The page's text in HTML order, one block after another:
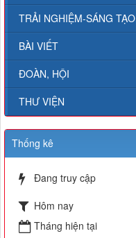
TRẢI NGHIỆM-SÁNG TẠO
BÀI VIẾT
ĐOÀN, HỘI
THƯ VIỆN
Thống kê
Đang truy cập
Hôm nay
Tháng hiện tại